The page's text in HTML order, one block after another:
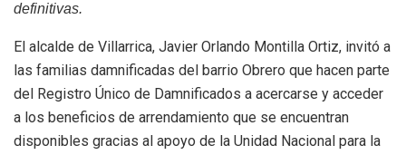
definitivas.
El alcalde de Villarrica, Javier Orlando Montilla Ortiz, invitó a
las familias damnificadas del barrio Obrero que hacen parte
del Registro Único de Damnificados a acercarse y acceder
a los beneficios de arrendamiento que se encuentran
disponibles gracias al apoyo de la Unidad Nacional para la